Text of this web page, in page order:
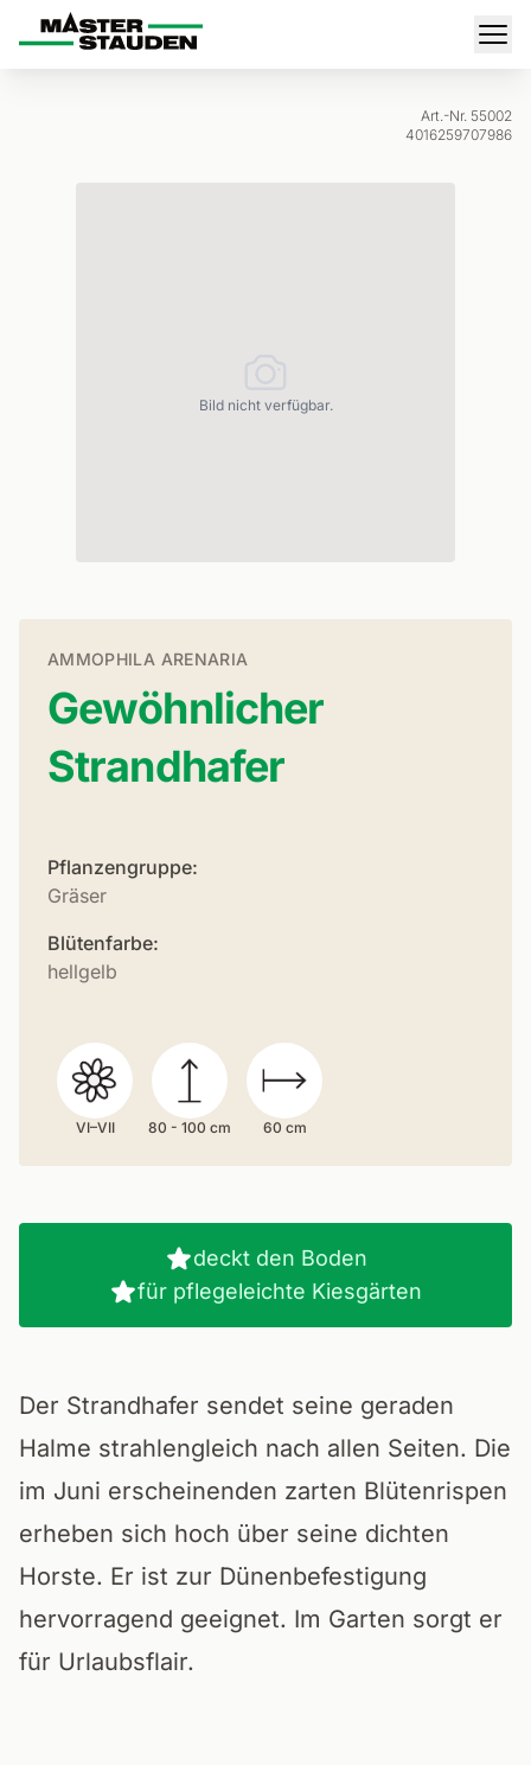
Master-Stauden
Art.-Nr. 55002
4016259707986
Bild nicht verfügbar.
AMMOPHILA ARENARIA
Gewöhnlicher
Strandhafer
Pflanzengruppe:
Gräser
Blütenfarbe:
hellgelb
VI–VII 80 - 100 cm 60 cm
deckt den Boden
für pflegeleichte Kiesgärten
Der Strandhafer sendet seine geraden
Halme strahlengleich nach allen Seiten. Die
im Juni erscheinenden zarten Blütenrispen
erheben sich hoch über seine dichten
Horste. Er ist zur Dünenbefestigung
hervorragend geeignet. Im Garten sorgt er
für Urlaubsflair.